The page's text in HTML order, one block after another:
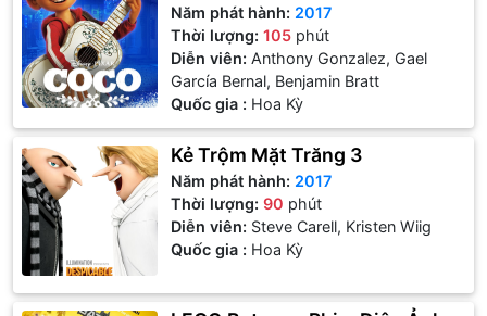
Năm phát hành: 2017
Thời lượng:105 phút
Diễn viên:Anthony Gonzalez, Gael
García Bernal, Benjamin Bratt
Quốc gia : Hoa Kỳ
Kẻ Trộm Mặt Trăng 3
Năm phát hành: 2017
Thời lượng:90 phút
Diễn viên: Steve Carell, Kristen Wiig
Quốc gia : Hoa Kỳ